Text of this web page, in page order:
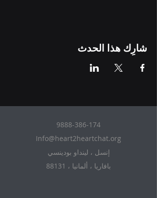
شارِك هذا الحدث
9888-386-174
Info@heart2heartchat.org
إنسل ، لينداو بودينسي
88131 ، بافاريا ، ألمانيا